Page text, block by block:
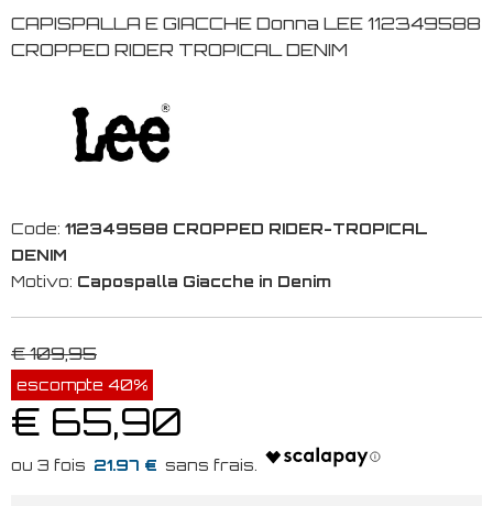
CAPISPALLA E GIACCHE Donna LEE 112349588
CROPPED RIDER TROPICAL DENIM
Code: 112349588 CROPPED RIDER-TROPICAL
DENIM
Motivo: Capospalla Giacche in Denim
€ 109,95
escompte 40%
€ 65,90
21.97 €